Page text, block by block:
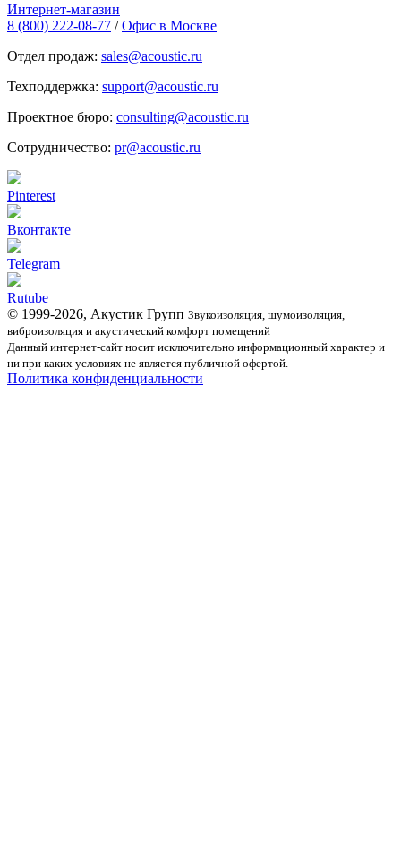
Интернет-магазин
8 (800) 222-08-77 / Офис в Москве
Отдел продаж: sales@acoustic.ru
Техподдержка: support@acoustic.ru
Проектное бюро: consulting@acoustic.ru
Сотрудничество: pr@acoustic.ru
Pinterest
Вконтакте
Telegram
Rutube
© 1999-2026, Акустик Групп Звукоизоляция, шумоизоляция,
виброизоляция и акустический комфорт помещений
Данный интернет-сайт носит исключительно информационный характер и
ни при каких условиях не является публичной офертой.
Политика конфиденциальности